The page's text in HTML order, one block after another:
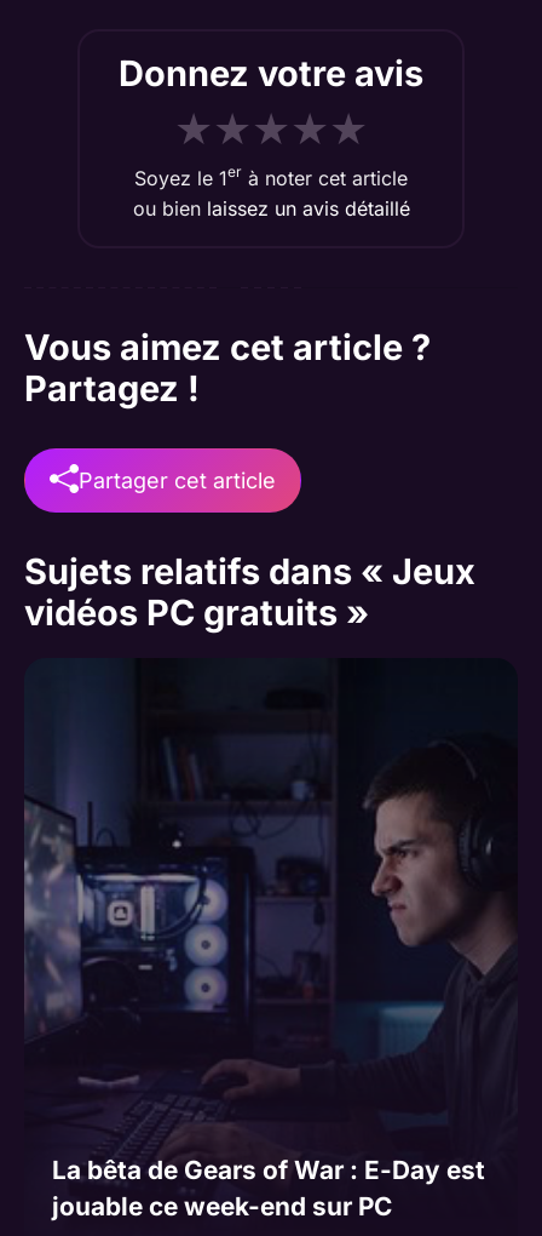
Donnez votre avis
★★★★★
Soyez le 1er à noter cet article
ou bien laissez un avis détaillé
Vous aimez cet article ?
Partagez !
Partager cet article
Sujets relatifs dans « Jeux
vidéos PC gratuits »
La bêta de Gears of War : E-Day est
jouable ce week-end sur PC